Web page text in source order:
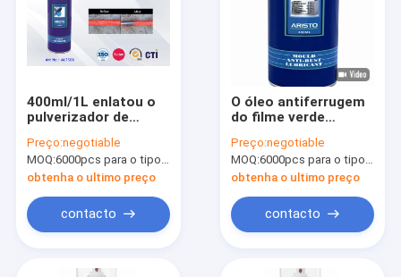
400ml/1L enlatou o
pulverizador de
removedor de pintura
para a manutenção
da maquinaria e a
indústria da
decoração
Preço:negotiable
MOQ:6000pcs para o tipo de Aristo, 15000pcs para o tipo do cliente
obtenha o ultimo preço
contacto
O óleo antiferrugem
do filme verde
para a maquinaria do
metal
Preço:negotiable
MOQ:6000pcs para o tipo de Aristo, 15000pcs para o tipo do cliente
obtenha o ultimo preço
contacto